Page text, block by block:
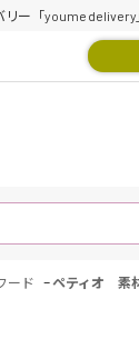
ー「youme delivery
ード -ペティオ 素